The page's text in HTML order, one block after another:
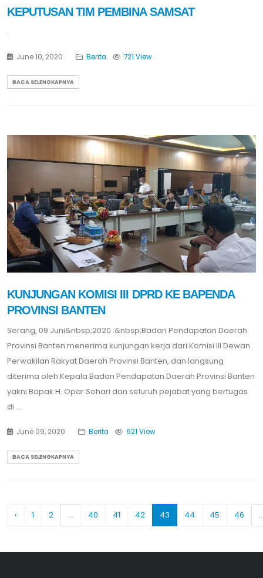
KEPUTUSAN TIM PEMBINA SAMSAT
.
June 10, 2020 Berita 721 View
BACA SELENGKAPNYA
KUNJUNGAN KOMISI III DPRD KE BAPENDA
PROVINSI BANTEN
Serang, 09 Juni&nbsp;2020 :&nbsp;Badan Pendapatan Daerah
Provinsi Banten menerima kunjungan kerja dari Komisi III Dewan
Perwakilan Rakyat Daerah Provinsi Banten, dan langsung
diterima oleh Kepala Badan Pendapatan Daerah Provinsi Banten
yakni Bapak H. Opar Sohari dan seluruh pejabat yang bertugas
di ....
June 09, 2020 Berita 621 View
BACA SELENGKAPNYA
‹ 1 2 ... 40 41 42 43 44 45 46